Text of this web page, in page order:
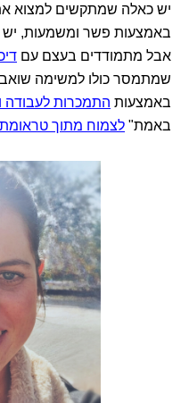
יש כאלה שמתקשים למצוא
באמצעות פשר ומשמעות, יש
אבל מתמודדים בעצם עם
שמתמסר כולו למשימה
באמצעות התמכרות לעבודה
באמת" לצמוח מתוך טראומת